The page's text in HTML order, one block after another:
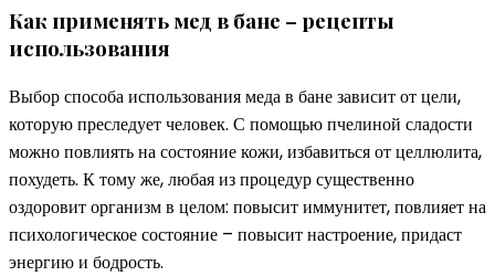
Как применять мед в бане – рецепты
использования
Выбор способа использования меда в бане зависит от цели,
которую преследует человек. С помощью пчелиной сладости
можно повлиять на состояние кожи, избавиться от целлюлита,
похудеть. К тому же, любая из процедур существенно
оздоровит организм в целом: повысит иммунитет, повлияет на
психологическое состояние – повысит настроение, придаст
энергию и бодрость.